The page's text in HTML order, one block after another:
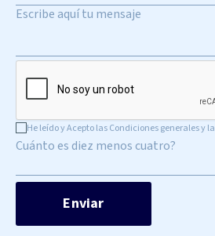
He leído y Acepto las Condiciones generales y la
Cuánto es diez menos cuatro?